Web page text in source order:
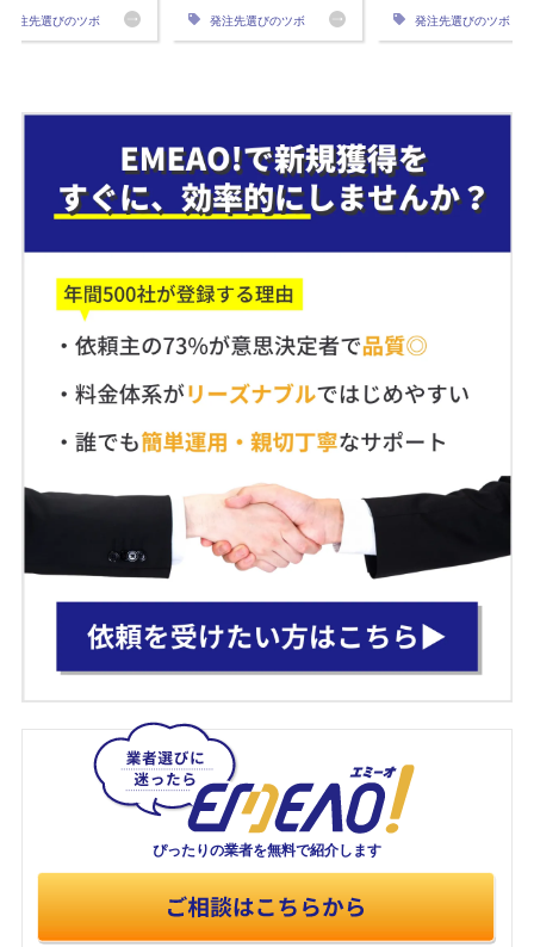
発注先選びのツボ 発注先選びのツボ 発注先選びのツボ
ぴったりの業者を無料で紹介します